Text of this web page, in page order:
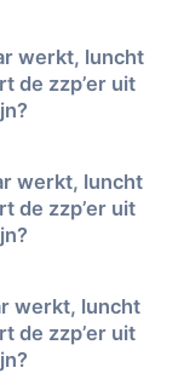
werkt, luncht
de zzp’er uit
werkt, luncht
de zzp’er uit
werkt, luncht
de zzp’er uit